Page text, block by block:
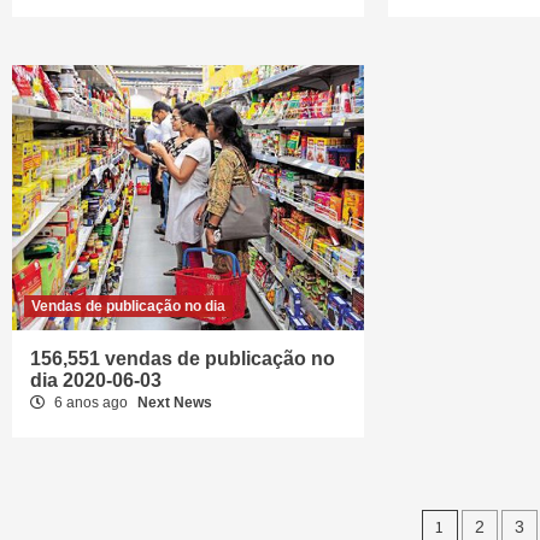
Vendas de publicação no dia
156,551 vendas de publicação no
dia 2020-06-03
6 anos ago Next News
1 2 3